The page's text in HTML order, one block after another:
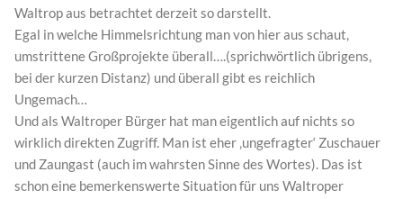
Waltrop aus betrachtet derzeit so darstellt.
Egal in welche Himmelsrichtung man von hier aus schaut,
umstrittene Großprojekte überall….(sprichwörtlich übrigens,
bei der kurzen Distanz) und überall gibt es reichlich
Ungemach…
Und als Waltroper Bürger hat man eigentlich auf nichts so
wirklich direkten Zugriff. Man ist eher ‚ungefragter‘ Zuschauer
und Zaungast (auch im wahrsten Sinne des Wortes). Das ist
schon eine bemerkenswerte Situation für uns Waltroper